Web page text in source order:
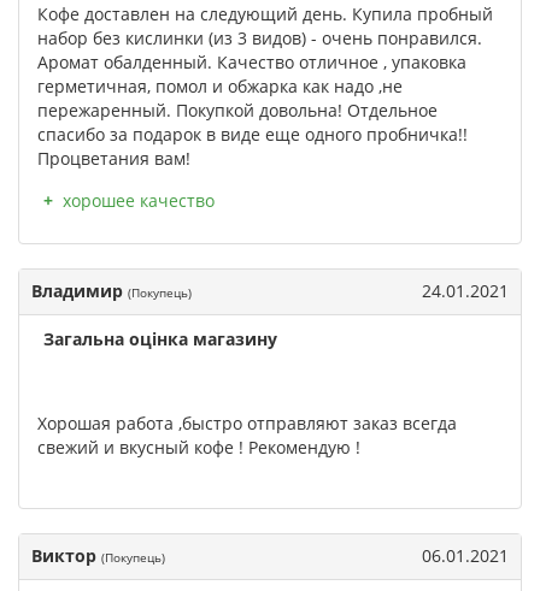
Кофе доставлен на следующий день. Купила пробный
набор без кислинки (из 3 видов) - очень понравился.
Аромат обалденный. Качество отличное , упаковка
герметичная, помол и обжарка как надо ,не
пережаренный. Покупкой довольна! Отдельное
спасибо за подарок в виде еще одного пробничка!!
Процветания вам!
хорошее качество
Владимир (Покупець) 24.01.2021
Загальна оцінка магазину
Хорошая работа ,быстро отправляют заказ всегда
свежий и вкусный кофе ! Рекомендую !
Виктор (Покупець) 06.01.2021